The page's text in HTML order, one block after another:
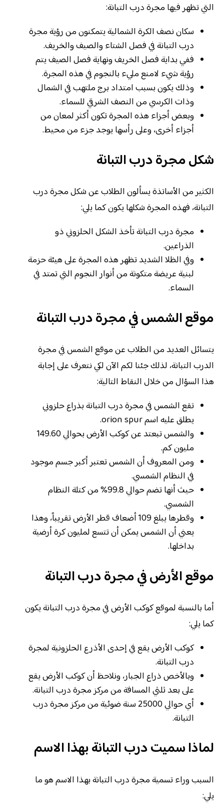
التي تظهر فيها مجرة درب التبانة:
سكان نصف الكرة الشمالية يتمكنون من رؤية مجرة
درب التبانة في فصل الشتاء والصيف والخريف.
ففي بداية فصل الخريف ونهاية فصل الصيف يتم
رؤية شيء لامنع مليء بالنجوم في هذه المجرة.
وذلك يكون بسبب امتداد برج ملتهب في الشمال
وذات الكرسي من النصف الشرقي للسماء.
وبعض أجزاء هذه المجرة تكون أكثر لمعان من
أجزاء أخرى، وعلى رأسها يوجد جزء من محيط.
شكل مجرة درب التبانة
الكثير من الأساتذة يسألون الطلاب عن شكل مجرة درب
التبانة، فهذه المجرة شكلها يكون كما يلي:
مجرة درب التبانة تأخذ الشكل الحلزوني ذو
الذراعين.
وفي الظلا الشديد تظهر هذه المجرة على هيئة حزمة
لبنية عريضة متكونة من أنوار النجوم التي تمتد في
السماء.
موقع الشمس في مجرة درب التبانة
يتسائل العديد من الطلاب عن موقع الشمس في مجرة
الدرب التبانة، لذلك جئنا لكم الآن لكي نتعرف على إجابة
هذا السؤال من خلال النقاط التالية:
تقع الشمس في مجرة درب التبانة بذراع حلزوني
يطلق عليه اسم orion spur.
والشمس تبعتد عن كوكب الأرض بحوالي 149.60
مليون كم.
ومن المعروف أن الشمس تعتبر أكبر جسم موجود
في النظام الشمسي.
حيث أنها تضم حوالي 99.8% من كتلة النظام
الشمسي.
وقطرها يبلغ 109 أضعاف قطر الأرض تقريباً، وهذا
يعني أن الشمس يمكن أن تتسع لمليون كرة أرضية
بداخلها.
موقع الأرض في مجرة درب التبانة
أما بالنسبة لموقع كوكب الأرض في مجرة درب التبانة يكون
كما يلي:
كوكب الأرض يقع في إحدى الأذرع الحلزونية لمجرة
درب التبانة.
وبالأخص ذراع الجبار، ونلاحظ أن كوكب الأرض يقع
على بعد ثلثي المسافة من مركز مجرة درب التبانة.
أي حوالي 25000 سنة ضوئية من مركز مجرة درب
التبانة.
لماذا سميت درب التبانة بهذا الاسم
السبب وراء تسمية مجرة درب التبانة بهذا الاسم هو ما
يلي: